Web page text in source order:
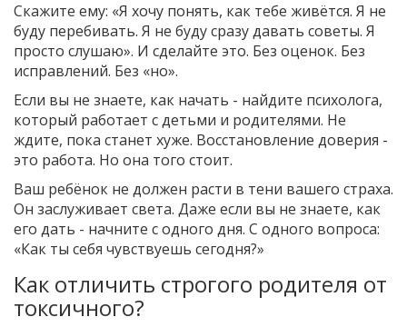
Скажите ему: «Я хочу понять, как тебе живётся. Я не
буду перебивать. Я не буду сразу давать советы. Я
просто слушаю». И сделайте это. Без оценок. Без
исправлений. Без «но».
Если вы не знаете, как начать - найдите психолога,
который работает с детьми и родителями. Не
ждите, пока станет хуже. Восстановление доверия -
это работа. Но она того стоит.
Ваш ребёнок не должен расти в тени вашего страха.
Он заслуживает света. Даже если вы не знаете, как
его дать - начните с одного дня. С одного вопроса:
«Как ты себя чувствуешь сегодня?»
Как отличить строгого родителя от
токсичного?